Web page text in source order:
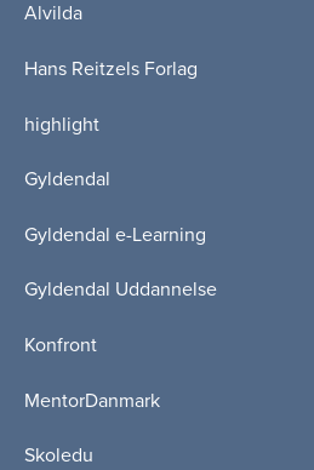
Alvilda
Hans Reitzels Forlag
highlight
Gyldendal
Gyldendal e-Learning
Gyldendal Uddannelse
Konfront
MentorDanmark
Skoledu